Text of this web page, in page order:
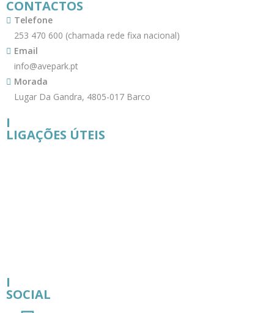
CONTACTOS
Telefone
253 470 600 (chamada rede fixa nacional)
Email
info@avepark.pt
Morada
Lugar Da Gandra, 4805-017 Barco
I
LIGAÇÕES ÚTEIS
I
SOCIAL